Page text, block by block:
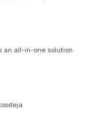
an all-in-one solution